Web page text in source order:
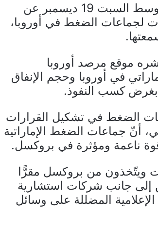
كشف المجهر الأوروبي لقضايا الشرق الأوسط السبت 19 ديسمبر عن
لجماعات الضغط في أوروبا،
موقع مرصد أوروبا
في أوروبا وحجم الإنفاق
بغرض كسب النفوذ.
الضغط في تشكيل القرارات
أنّ جماعات الضغط الإماراتية
ناعمة ومؤثرة في بروكسل.
ويتّخذون من بروكسل مقرًّا
إلى جانب شركات استشارية
المضللة على وسائل